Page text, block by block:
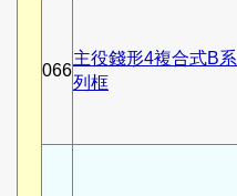
066
主役錢形4複合式B系
列框